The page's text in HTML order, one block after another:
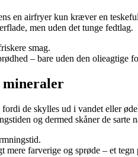
en airfryer kun kræver en
men uden det tunge fedtlag.
smag.
– bare uden den olieagtige
de skylles ud i vandet eller
og dermed skåner de sarte
farverige og sprøde – et